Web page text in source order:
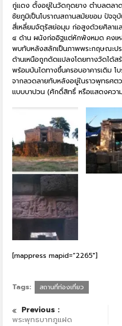
กู่แดง ตั้งอยู่ในวัดกุดยาง ตำบลตลาด
ชัยภูมิเป็นโบราณสถานสมัยขอม ปัจจุ
สี่เหลี่ยมจัตุรัสย่อมุม ก่อสูงด้วยศิลาแ
๔ ด้าน ผนังก่ออิฐแต่หักพังหมด คงเห
พบทับหลังสลักเป็นภาพพระกฤษณะป
ด้านเหนือถูกดัดแปลงโดยทางวัดได้ส
พร้อมบันไดทางขึ้นครอบอาคารเดิม
จากลวดลายทับหลังอยู่ในราวพุทธศต
แบบบาปวน (ศักดิ์สิทธิ์ หรือแสดงควา
[mappress mapid=”2265″]
Tags: สถานที่ท่องเที่ยว
Previous :
พระพุทธบาทภูแฝด